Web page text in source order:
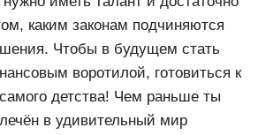
каким законам подчиняются
Чтобы в будущем стать
воротилой, готовиться к
детства! Чем раньше ты
в удивительный мир